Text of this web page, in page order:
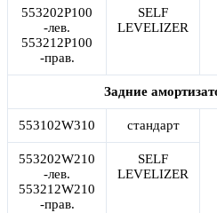
553202P100
-лев.
553212P100
-прав.
SELF
LEVELIZER
Задние
553102W310 стандарт
553202W210
-лев.
553212W210
-прав.
SELF
LEVELIZER